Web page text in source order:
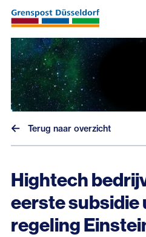
Nieuws
Terug naar overzicht
Hightech
eerste subsidie
regeling